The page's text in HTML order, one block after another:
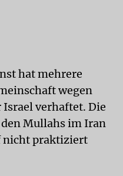
hat mehrere
wegen
verhaftet. Die
Mullahs im Iran
nicht praktiziert